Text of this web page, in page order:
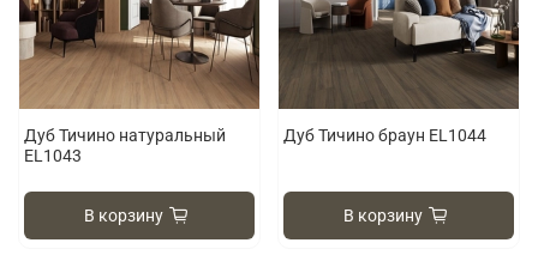
Дуб Тичино натуральный
EL1043
В корзину
Дуб Тичино браун EL1044
В корзину